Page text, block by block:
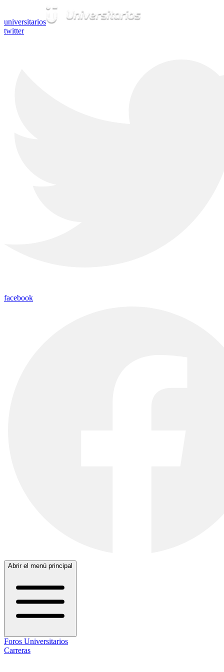
universitarios
twitter
facebook
Abrir el menú principal
Foros Universitarios
Carreras